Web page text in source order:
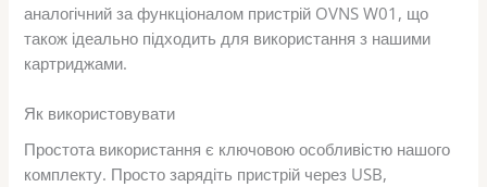
аналогічний за функціоналом пристрій OVNS W01, що
також ідеально підходить для використання з нашими
картриджами.
Як використовувати
Простота використання є ключовою особливістю нашого
комплекту. Просто зарядіть пристрій через USB,